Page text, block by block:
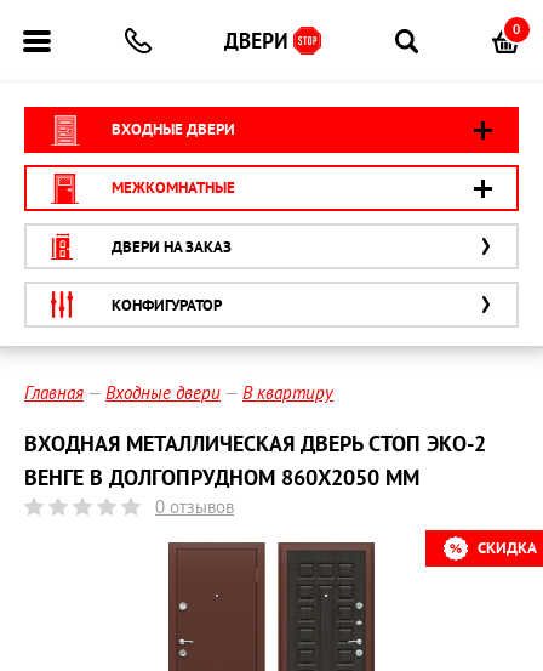
0
ВХОДНЫЕ ДВЕРИ
МЕЖКОМНАТНЫЕ
ДВЕРИ НА ЗАКАЗ
КОНФИГУРАТОР
Главная Входные двери В квартиру
ВХОДНАЯ МЕТАЛЛИЧЕСКАЯ ДВЕРЬ СТОП ЭКО-2
ВЕНГЕ В ДОЛГОПРУДНОМ 860Х2050 ММ
0 отзывов
СКИДКА